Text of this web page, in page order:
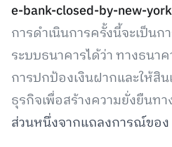
e-bank-closed-by-new-
การดำเนินการครั้งนี้จะเป็นก
ระบบธนาคารได้ว่า ทางธน
การปกป้องเงินฝากและให้สิ
ธุรกิจเพื่อสร้างความยั่งยืนท
ส่วนหนึ่งจากแถลงการณ์ของ